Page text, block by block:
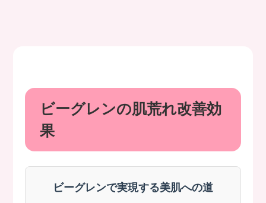
ビーグレンの肌荒れ改善効
果
ビーグレンで実現する美肌への道